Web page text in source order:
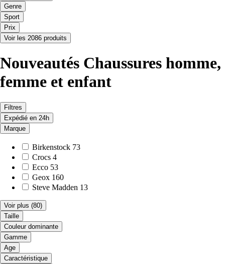
Genre
Sport
Prix
Voir les 2086 produits
Nouveautés Chaussures homme,
femme et enfant
Filtres
Expédié en 24h
Marque
Birkenstock 73
Crocs 4
Ecco 53
Geox 160
Steve Madden 13
Voir plus (80)
Taille
Couleur dominante
Gamme
Age
Caractéristique